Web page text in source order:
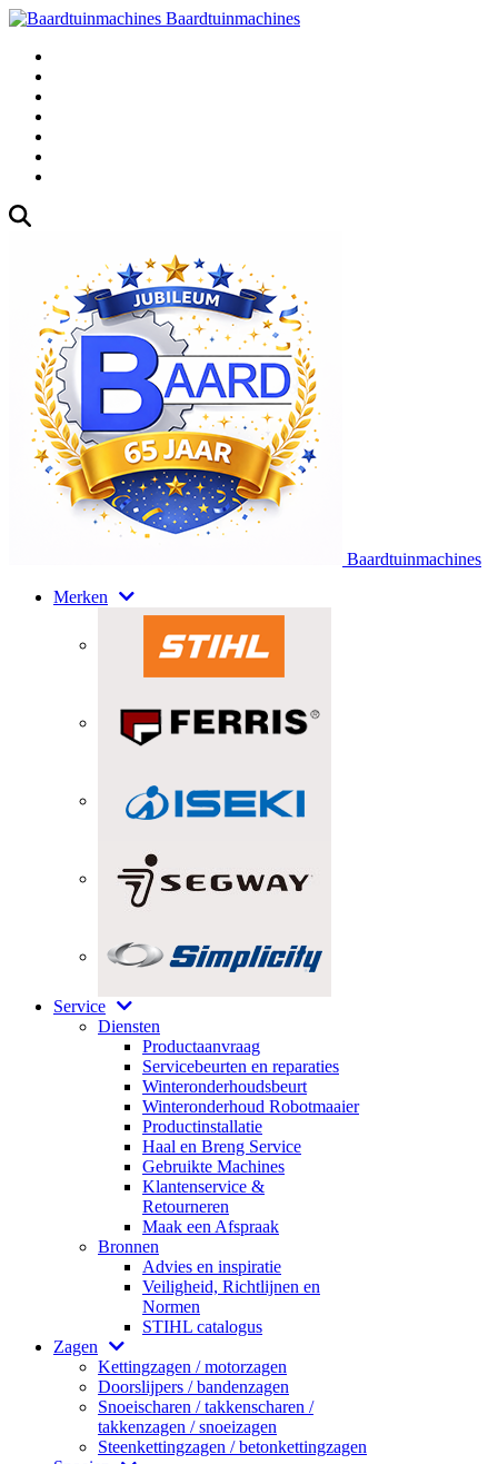
Baardtuinmachines
Baardtuinmachines
Merken
Service
Diensten
Productaanvraag
Servicebeurten en reparaties
Winteronderhoudsbeurt
Winteronderhoud Robotmaaier
Productinstallatie
Haal en Breng Service
Gebruikte Machines
Klantenservice &
Retourneren
Maak een Afspraak
Bronnen
Advies en inspiratie
Veiligheid, Richtlijnen en
Normen
STIHL catalogus
Zagen
Kettingzagen / motorzagen
Doorslijpers / bandenzagen
Snoeischaren / takkenscharen /
takkenzagen / snoeizagen
Steenkettingzagen / betonkettingzagen